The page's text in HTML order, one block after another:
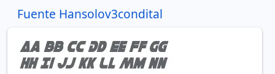
Fuente Hansolov3condital